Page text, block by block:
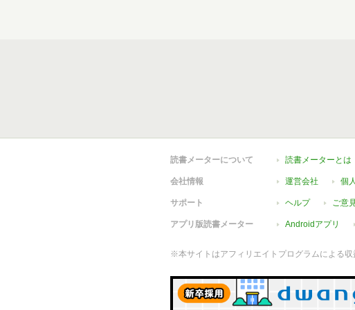
読書メーターについて 読書メーターとは
会社情報 運営会社 個
サポート ヘルプ ご意
アプリ版読書メーター Androidアプリ
※本サイトはアフィリエイトプログラムによる収